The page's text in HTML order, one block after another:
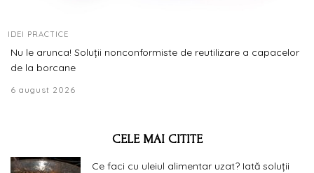
IDEI PRACTICE
Nu le arunca! Soluții nonconformiste de reutilizare a capacelor
de la borcane
6 august 2026
CELE MAI CITITE
Ce faci cu uleiul alimentar uzat? Iată soluții